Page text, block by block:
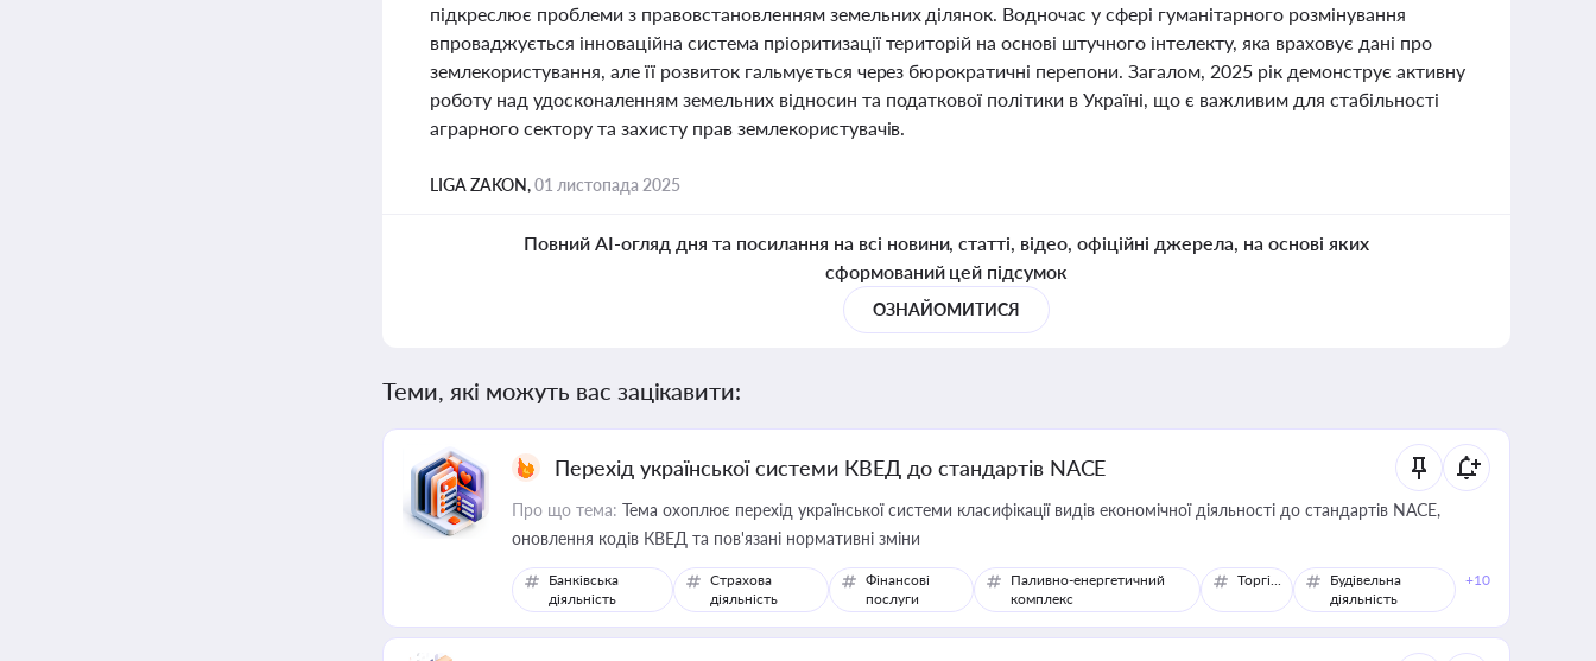
підкреслює проблеми з правовстановленням земельних ділянок. Водночас у сфері гуманітарного розмінування
впроваджується інноваційна система пріоритизації територій на основі штучного інтелекту, яка враховує дані про
землекористування, але її розвиток гальмується через бюрократичні перепони. Загалом, 2025 рік демонструє активну
роботу над удосконаленням земельних відносин та податкової політики в Україні, що є важливим для стабільності
аграрного сектору та захисту прав землекористувачів.
LIGA ZAKON,01 листопада 2025
Повний AI-огляд дня та посилання на всі новини, статті, відео, офіційні джерела, на основі яких
сформований цей підсумок
ОЗНАЙОМИТИСЯ
Теми, які можуть вас зацікавити:
Перехід української системи КВЕД до стандартів NACE
Про що тема: Тема охоплює перехід української системи класифікації видів економічної діяльності до стандартів NACE,
оновлення кодів КВЕД та пов'язані нормативні зміни
Банківська
діяльність
Страхова
діяльність
Фінансові
послуги
Паливно-енергетичний
комплекс
Торгівля
Будівельна
діяльність
+10